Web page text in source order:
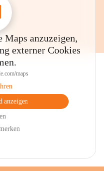
anzuzeigen,
externer Cookies
maps
anzeigen